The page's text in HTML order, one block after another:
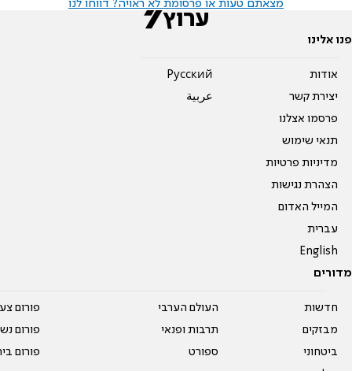
מצאתם טעות או פרסומת לא ראויה? דווחו לנו
פנו אלינו
אודות
יצירת קשר
פרסמו אצלנו
תנאי שימוש
מדיניות פרטיות
הצהרת נגישות
המייל האדום
עברית
English
Pусский
عربية
מדורים
חדשות
מבזקים
ביטחוני
העולם הערבי
תרבות ופנאי
ספורט
פורום
פורום
פורום